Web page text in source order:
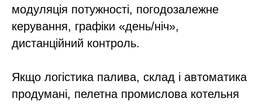
модуляція потужності, погодозалежне
керування, графіки «день/ніч»,
дистанційний контроль.​
Якщо логістика палива, склад і автоматика
продумані, пелетна промислова котельня